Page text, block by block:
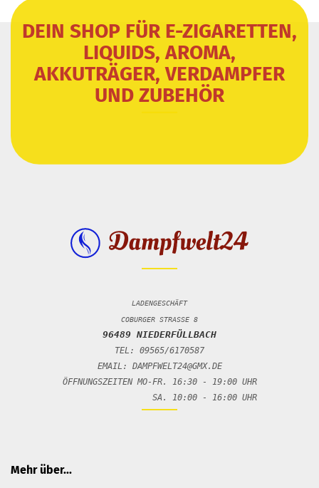
DEIN SHOP FÜR E-ZIGARETTEN,
LIQUIDS, AROMA,
AKKUTRÄGER, VERDAMPFER
UND ZUBEHÖR
LADENGESCHÄFT
COBURGER STRASSE 8
96489 NIEDERFÜLLBACH
TEL: 09565/6170587
EMAIL: DAMPFWELT24@GMX.DE
ÖFFNUNGSZEITEN MO-FR. 16:30 - 19:00 UHR
SA. 10:00 - 16:00 UHR
Mehr über...